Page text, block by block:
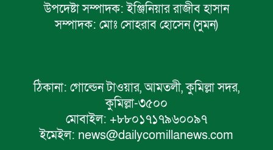
উপদেষ্টা সম্পাদক:ইঞ্জিনিয়ার রাজীব হাসান
সম্পাদক: মোঃ সোহরাব হোসেন (সুমন)
ঠিকানা: গোল্ডেন টাওয়ার, আমতলী, কুমিল্লা সদর,
কুমিল্লা-৩৫০০
মোবাইল: +৮৮০১৭১৭৯৬০০৯৭
ইমেইল: news@dailycomillanews.com